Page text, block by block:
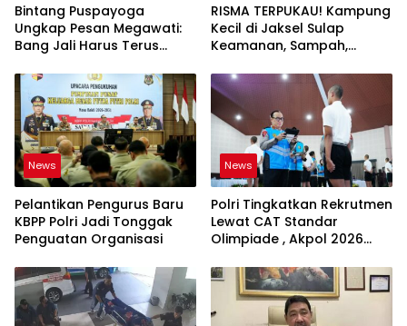
Bintang Puspayoga
Ungkap Pesan Megawati:
Bang Jali Harus Terus
Dikembangkan
RISMA TERPUKAU! Kampung
Kecil di Jaksel Sulap
Keamanan, Sampah,
Jadi Satu Sistem
News
Pelantikan Pengurus Baru
KBPP Polri Jadi Tonggak
Penguatan Organisasi
News
Polri Tingkatkan Rekrutmen
Lewat CAT Standar
Olimpiade , Akpol 2026